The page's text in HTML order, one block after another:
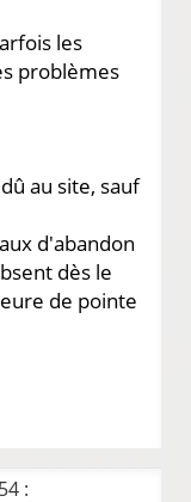
les
problèmes
au site, sauf
d'abandon
dès le
de pointe
: